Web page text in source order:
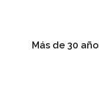
Más de 30